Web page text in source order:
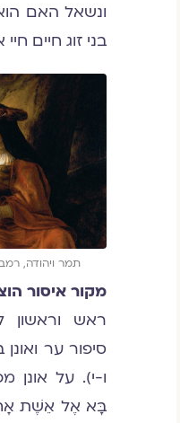
ונשאל האם
בני זוג חיים
תמר ויהודה,
מקור איסור
ראש וראשון
סיפור ער
ו-י). על אונן
בָּא אֶל אֵשֶׁת